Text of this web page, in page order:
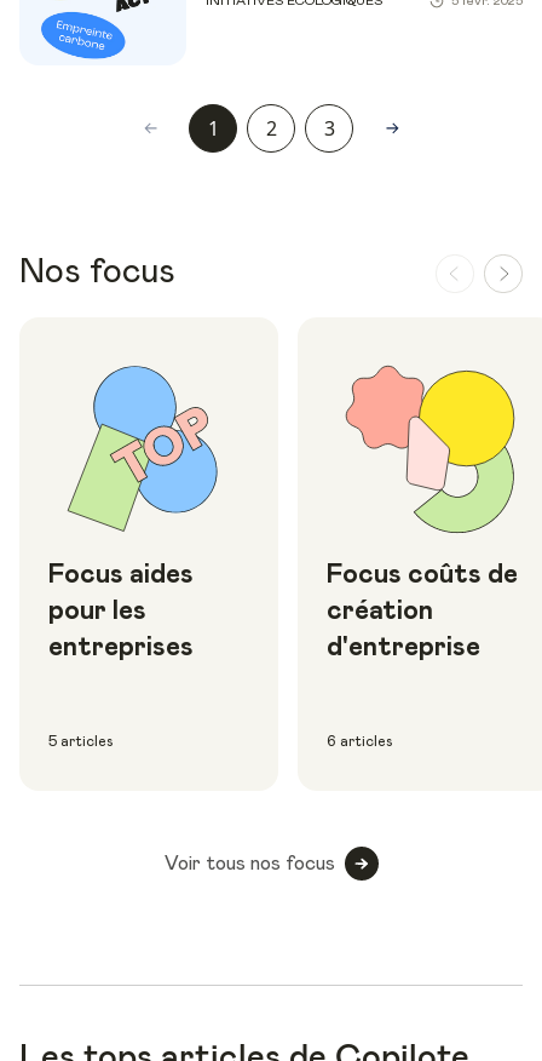
1 2 3
Nos focus
Focus aides
pour les
entreprises
5 articles
Focus coûts de
création
d'entreprise
6 articles
Voir tous nos focus